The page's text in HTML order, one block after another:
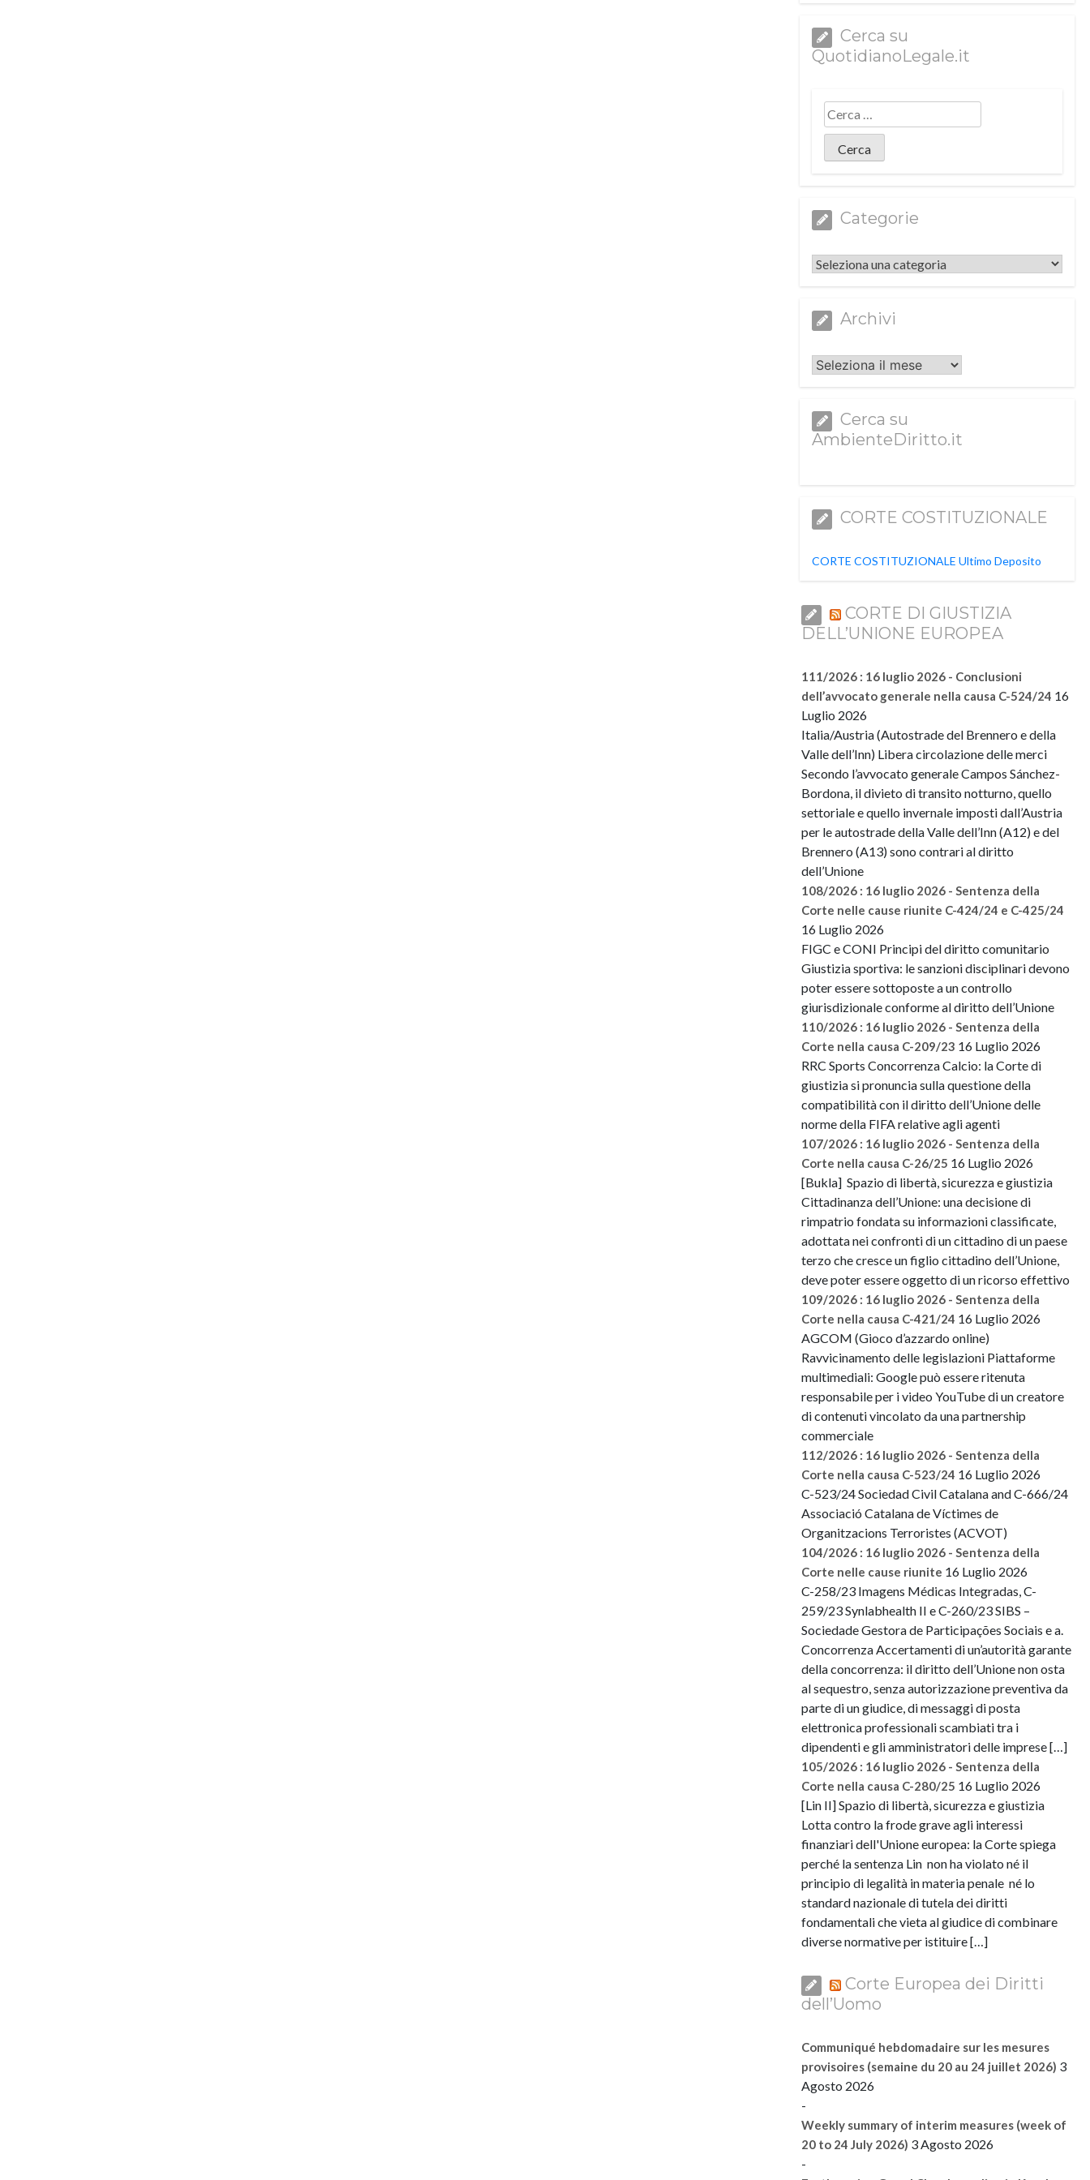
Cerca su
QuotidianoLegale.it
Categorie
Categorie
Archivi
Archivi
Cerca su
AmbienteDiritto.it
CORTE COSTITUZIONALE
CORTE COSTITUZIONALE Ultimo Deposito
CORTE DI GIUSTIZIA
DELL’UNIONE EUROPEA
111/2026 : 16 luglio 2026 - Conclusioni
dell’avvocato generale nella causa C-524/24 16
Luglio 2026
Italia/Austria (Autostrade del Brennero e della
Valle dell’Inn) Libera circolazione delle merci
Secondo l’avvocato generale Campos Sánchez-
Bordona, il divieto di transito notturno, quello
settoriale e quello invernale imposti dall’Austria
per le autostrade della Valle dell’Inn (A12) e del
Brennero (A13) sono contrari al diritto
dell’Unione
108/2026 : 16 luglio 2026 - Sentenza della
Corte nelle cause riunite C-424/24 e C-425/24
16 Luglio 2026
FIGC e CONI Principi del diritto comunitario
Giustizia sportiva: le sanzioni disciplinari devono
poter essere sottoposte a un controllo
giurisdizionale conforme al diritto dell’Unione
110/2026 : 16 luglio 2026 - Sentenza della
Corte nella causa C-209/23 16 Luglio 2026
RRC Sports Concorrenza Calcio: la Corte di
giustizia si pronuncia sulla questione della
compatibilità con il diritto dell’Unione delle
norme della FIFA relative agli agenti
107/2026 : 16 luglio 2026 - Sentenza della
Corte nella causa C-26/25 16 Luglio 2026
[Bukla] Spazio di libertà, sicurezza e giustizia
Cittadinanza dell’Unione: una decisione di
rimpatrio fondata su informazioni classificate,
adottata nei confronti di un cittadino di un paese
terzo che cresce un figlio cittadino dell’Unione,
deve poter essere oggetto di un ricorso effettivo
109/2026 : 16 luglio 2026 - Sentenza della
Corte nella causa C-421/24 16 Luglio 2026
AGCOM (Gioco d’azzardo online)
Ravvicinamento delle legislazioni Piattaforme
multimediali: Google può essere ritenuta
responsabile per i video YouTube di un creatore
di contenuti vincolato da una partnership
commerciale
112/2026 : 16 luglio 2026 - Sentenza della
Corte nella causa C-523/24 16 Luglio 2026
C-523/24 Sociedad Civil Catalana and C-666/24
Associació Catalana de Víctimes de
Organitzacions Terroristes (ACVOT)
104/2026 : 16 luglio 2026 - Sentenza della
Corte nelle cause riunite 16 Luglio 2026
C-258/23 Imagens Médicas Integradas, C-
259/23 Synlabhealth II e C-260/23 SIBS –
Sociedade Gestora de Participações Sociais e a.
Concorrenza Accertamenti di un’autorità garante
della concorrenza: il diritto dell’Unione non osta
al sequestro, senza autorizzazione preventiva da
parte di un giudice, di messaggi di posta
elettronica professionali scambiati tra i
dipendenti e gli amministratori delle imprese […]
105/2026 : 16 luglio 2026 - Sentenza della
Corte nella causa C-280/25 16 Luglio 2026
[Lin II] Spazio di libertà, sicurezza e giustizia
Lotta contro la frode grave agli interessi
finanziari dell'Unione europea: la Corte spiega
perché la sentenza Lin non ha violato né il
principio di legalità in materia penale né lo
standard nazionale di tutela dei diritti
fondamentali che vieta al giudice di combinare
diverse normative per istituire […]
Corte Europea dei Diritti
dell’Uomo
Communiqué hebdomadaire sur les mesures
provisoires (semaine du 20 au 24 juillet 2026) 3
Agosto 2026
-
Weekly summary of interim measures (week of
20 to 24 July 2026) 3 Agosto 2026
-